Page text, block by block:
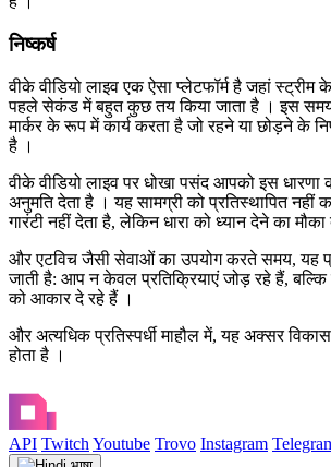
निष्कर्ष
वीके वीडियो लाइव एक ऐसा प्लेटफॉर्म है जहां
पहले सेकंड में बहुत कुछ तय किया जाता है । इस
मार्कर के रूप में कार्य करता है जो रहने या छोड़ने के
है ।
वीके वीडियो लाइव पर धोखा पसंद आपको इस धारणा
अनुमति देता है । यह सामग्री को प्रतिस्थापित
गारंटी नहीं देता है, लेकिन धारा को ध्यान देने का मौका
और एटविच जैसी सेवाओं का उपयोग करते समय, यह
जाती है: आप न केवल प्रतिक्रियाएं जोड़ रहे हैं, बल्कि
को आकार दे रहे हैं ।
और अत्यधिक प्रतिस्पर्धी माहौल में, यह अक्सर
होता है ।
API Twitch Youtube Trovo Instagram